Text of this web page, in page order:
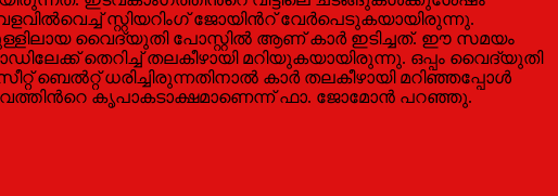
സ്റ്റിയറിംഗ് ജോയിന്‍റ് വേര്‍പെടുകയായിരുന്നു.
വൈദ്യുതി പോസ്റ്റില്‍ ആണ് കാര്‍ ഇടിച്ചത്. ഈ സമയം
തെറിച്ച് തലകീഴായി മറിയുകയായിരുന്നു. ഒപ്പം വൈദ്യുതി
ധരിച്ചിരുന്നതിനാല്‍ കാര്‍ തലകീഴായി മറിഞ്ഞപ്പോള്‍
കൃപാകടാക്ഷമാണെന്ന് ഫാ. ജോമോന്‍ പറഞ്ഞു.